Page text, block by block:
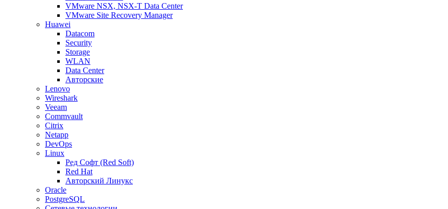
VMware NSX, NSX-T Data Center
VMware Site Recovery Manager
Huawei
Datacom
Security
Storage
WLAN
Data Center
Авторские
Lenovo
Wireshark
Veeam
Commvault
Citrix
Netapp
DevOps
Linux
Ред Софт (Red Soft)
Red Hat
Авторский Линукс
Oracle
PostgreSQL